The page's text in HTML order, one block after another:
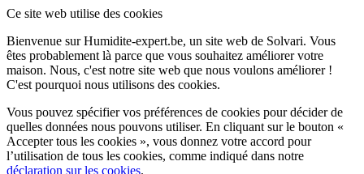
Ce site web utilise des cookies
Bienvenue sur Humidite-expert.be, un site web de Solvari. Vous
êtes probablement là parce que vous souhaitez améliorer votre
maison. Nous, c'est notre site web que nous voulons améliorer !
C'est pourquoi nous utilisons des cookies.
Vous pouvez spécifier vos préférences de cookies pour décider de
quelles données nous pouvons utiliser. En cliquant sur le bouton «
Accepter tous les cookies », vous donnez votre accord pour
l’utilisation de tous les cookies, comme indiqué dans notre
déclaration sur les cookies.